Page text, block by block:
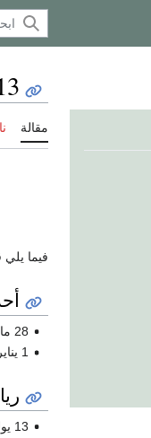
مقالة
فيما
28 مايو –
1 يناير –
13 يوليو –